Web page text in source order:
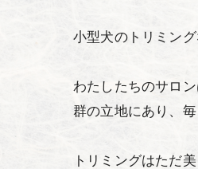
小型犬のトリミン
わたしたちのサロ
群の立地にあり、
トリミングはただ